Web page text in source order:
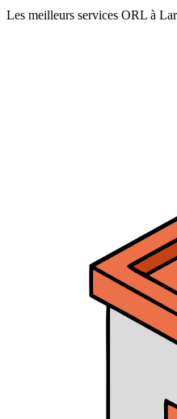
Les meilleurs services ORL à